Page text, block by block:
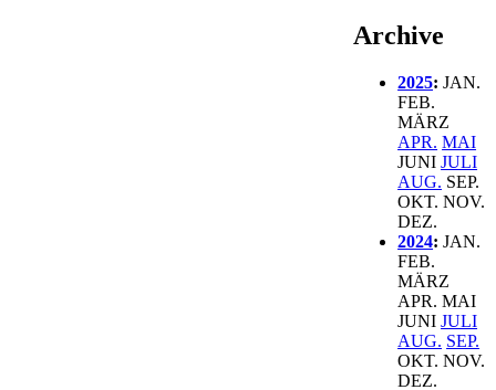
Archive
2025:JAN.
FEB.
MÄRZ
APR. MAI
JUNI JULI
AUG. SEP.
OKT. NOV.
DEZ.
2024:JAN.
FEB.
MÄRZ
APR. MAI
JUNI JULI
AUG. SEP.
OKT. NOV.
DEZ.